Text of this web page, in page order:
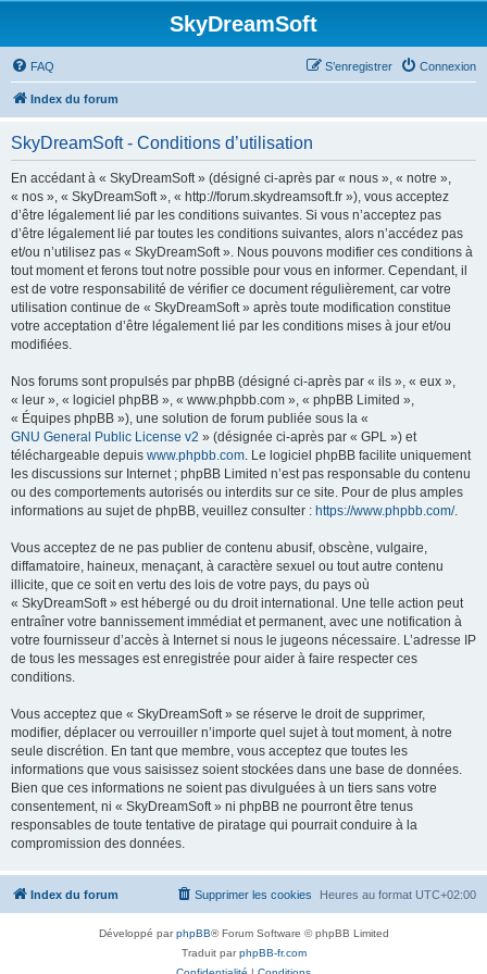
SkyDreamSoft
FAQ Connexion
S’enregistrer
Index du forum
SkyDreamSoft - Conditions d’utilisation
En accédant à « SkyDreamSoft » (désigné ci-après par « nous », « notre »,
« nos », « SkyDreamSoft », « http://forum.skydreamsoft.fr »), vous acceptez
d’être légalement lié par les conditions suivantes. Si vous n’acceptez pas
d’être légalement lié par toutes les conditions suivantes, alors n’accédez pas
et/ou n’utilisez pas « SkyDreamSoft ». Nous pouvons modifier ces conditions à
tout moment et ferons tout notre possible pour vous en informer. Cependant, il
est de votre responsabilité de vérifier ce document régulièrement, car votre
utilisation continue de « SkyDreamSoft » après toute modification constitue
votre acceptation d’être légalement lié par les conditions mises à jour et/ou
modifiées.
Nos forums sont propulsés par phpBB (désigné ci-après par « ils », « eux »,
« leur », « logiciel phpBB », « www.phpbb.com », « phpBB Limited »,
« Équipes phpBB »), une solution de forum publiée sous la «
GNU General Public License v2 » (désignée ci-après par « GPL ») et
téléchargeable depuis www.phpbb.com. Le logiciel phpBB facilite uniquement
les discussions sur Internet ; phpBB Limited n’est pas responsable du contenu
ou des comportements autorisés ou interdits sur ce site. Pour de plus amples
informations au sujet de phpBB, veuillez consulter : https://www.phpbb.com/.
Vous acceptez de ne pas publier de contenu abusif, obscène, vulgaire,
diffamatoire, haineux, menaçant, à caractère sexuel ou tout autre contenu
illicite, que ce soit en vertu des lois de votre pays, du pays où
« SkyDreamSoft » est hébergé ou du droit international. Une telle action peut
entraîner votre bannissement immédiat et permanent, avec une notification à
votre fournisseur d’accès à Internet si nous le jugeons nécessaire. L’adresse IP
de tous les messages est enregistrée pour aider à faire respecter ces
conditions.
Vous acceptez que « SkyDreamSoft » se réserve le droit de supprimer,
modifier, déplacer ou verrouiller n’importe quel sujet à tout moment, à notre
seule discrétion. En tant que membre, vous acceptez que toutes les
informations que vous saisissez soient stockées dans une base de données.
Bien que ces informations ne soient pas divulguées à un tiers sans votre
consentement, ni « SkyDreamSoft » ni phpBB ne pourront être tenus
responsables de toute tentative de piratage qui pourrait conduire à la
compromission des données.
Index du forum Heures au format UTC+02:00
Supprimer les cookies
Développé parphpBB® Forum Software © phpBB Limited
Traduit parphpBB-fr.com